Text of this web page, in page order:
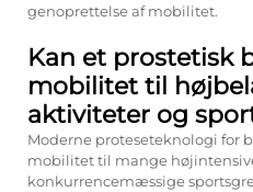
genoprettelse af mobilitet.
Kan et prostetisk
mobilitet til
aktiviteter og
Moderne proteseteknologi for
mobilitet til mange
konkurrencemæssige